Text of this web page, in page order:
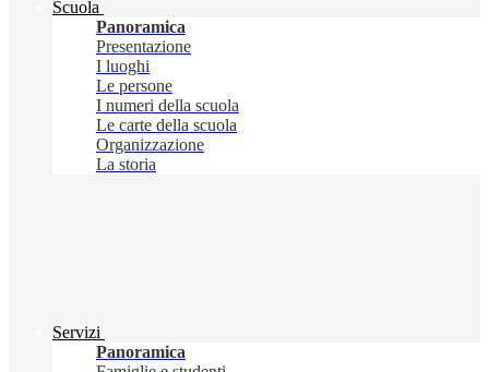
Scuola
Panoramica
Presentazione
I luoghi
Le persone
I numeri della scuola
Le carte della scuola
Organizzazione
La storia
Servizi
Panoramica